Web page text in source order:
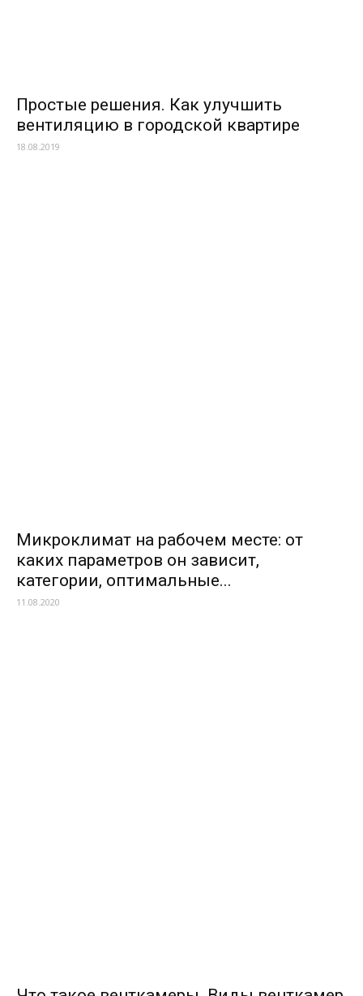
Простые решения. Как улучшить
вентиляцию в городской квартире
18.08.2019
Микроклимат на рабочем месте: от
каких параметров он зависит,
категории, оптимальные...
11.08.2020